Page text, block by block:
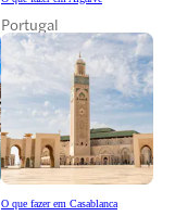
Portugal
O que fazer em Casablanca